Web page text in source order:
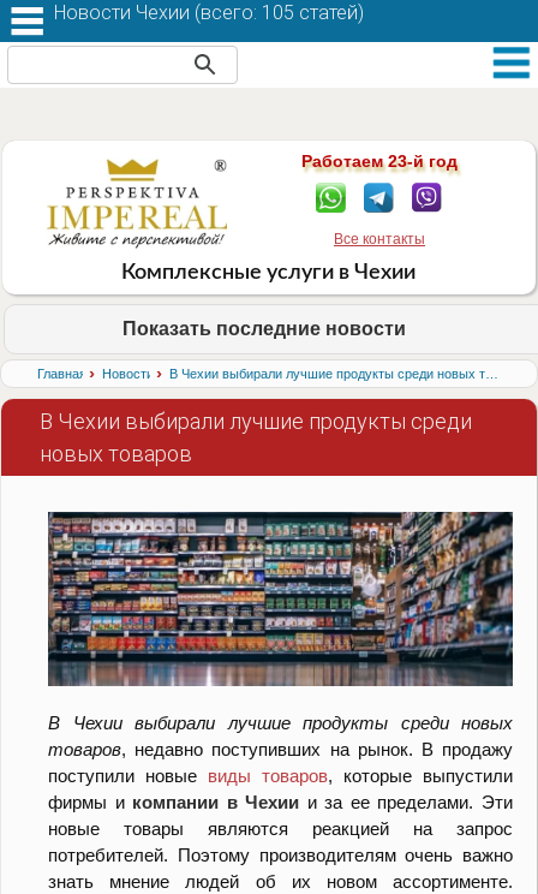
Работаем 23-й год
Все контакты
Комплексные услуги в Чехии
Показать последние новости
Главная › Новости ›
В Чехии выбирали лучшие продукты среди
новых товаров
В Чехии выбирали лучшие продукты среди новых
товаров, недавно поступивших на рынок. В продажу
поступили новые виды товаров, которые выпустили
фирмы и компании в Чехии и за ее пределами. Эти
новые товары являются реакцией на запрос
потребителей. Поэтому производителям очень важно
знать мнение людей об их новом ассортименте.
Новости Чехии (всего: 105 статей)